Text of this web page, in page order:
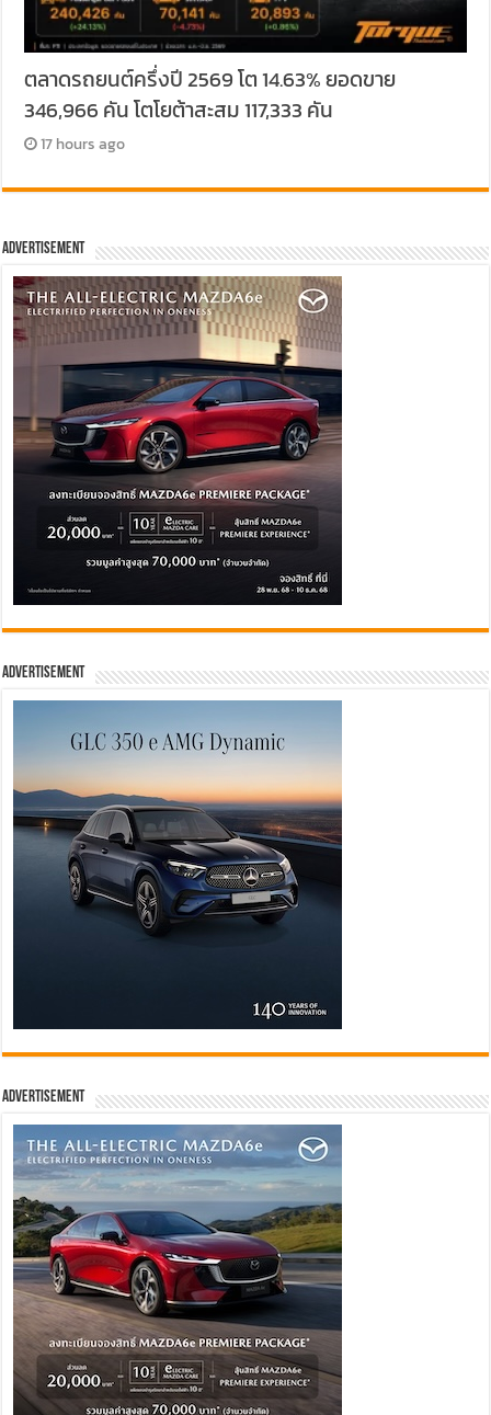
ตลาดรถยนต์ครึ่งปี 2569 โต 14.63% ยอดขาย
346,966 คัน โตโยต้าสะสม 117,333 คัน
17 hours ago
Advertisement
Advertisement
Advertisement